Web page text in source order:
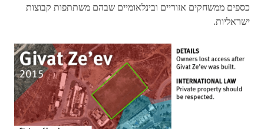
כספים ממשחקים אזוריים ובינלאומיים שבהם משתתפות קבוצות
ישראליות.